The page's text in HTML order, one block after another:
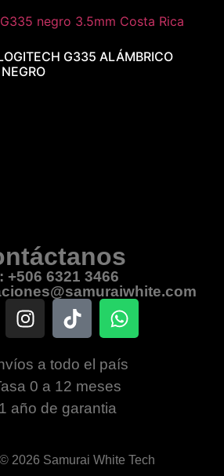
G335 ALÁMBRICO
+506 6321 3466
a todo el país
0 a 12 meses
1 año de garantia
2026 Samurai White Tech